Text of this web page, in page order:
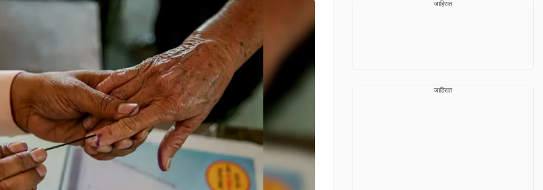
जाहिरात
जाहिरात